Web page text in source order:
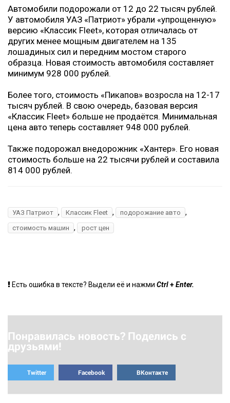
Автомобили подорожали от 12 до 22 тысяч рублей.
У автомобиля УАЗ «Патриот» убрали «упрощенную»
версию «Классик Fleet», которая отличалась от
других менее мощным двигателем на 135
лошадиных сил и передним мостом старого
образца. Новая стоимость автомобиля составляет
минимум 928 000 рублей.
Более того, стоимость «Пикапов» возросла на 12-17
тысяч рублей. В свою очередь, базовая версия
«Классик Fleet» больше не продаётся. Минимальная
цена авто теперь составляет 948 000 рублей.
Также подорожал внедорожник «Хантер». Его новая
стоимость больше на 22 тысячи рублей и составила
814 000 рублей.
УАЗ Патриот , Классик Fleet , подорожание авто ,
стоимость машин , рост цен
Есть ошибка в тексте? Выдели её и нажми Ctrl+Enter.
Понравилась новость? Поделись с
друзьями!
Twitter Facebook ВКонтакте